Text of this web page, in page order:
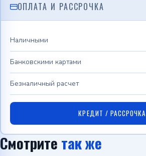
ОПЛАТА И РАССРОЧКА
Наличными
Банковскими картами
Безналичный расчет
КРЕДИТ / РАССРОЧКА
Смотрите так же